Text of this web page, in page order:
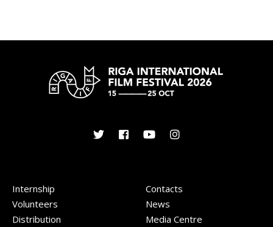
Internship
Volunteers
Distribution
Contacts
News
Media Centre